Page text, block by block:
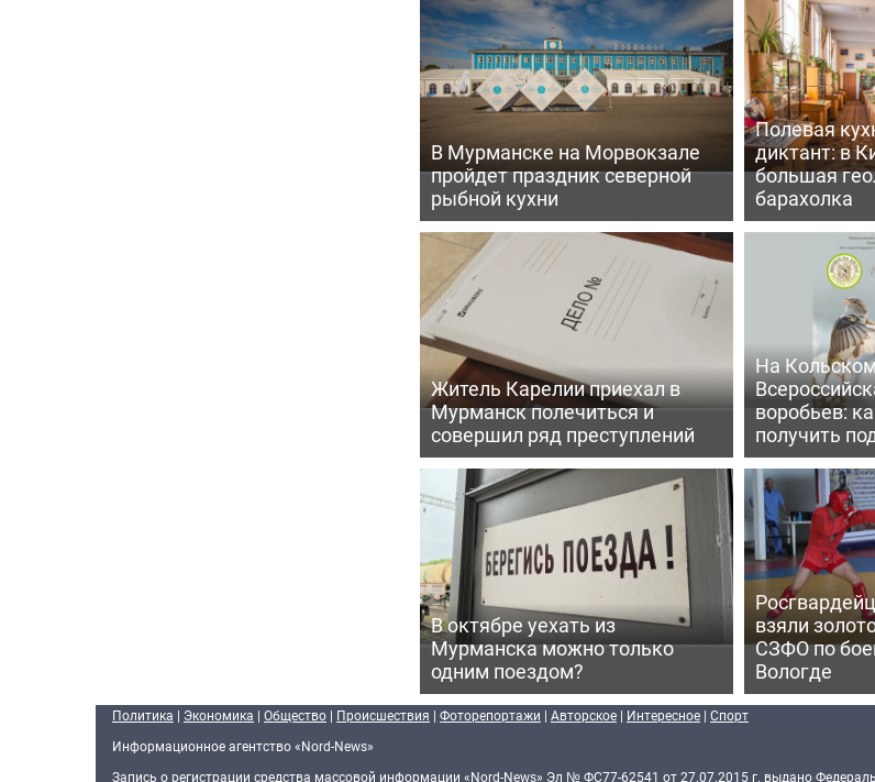
В Мурманске на Морвокзале
пройдет праздник северной
рыбной кухни
Полевая
диктант: в
большая
барахолка
Житель Карелии приехал в
Мурманск полечиться и
совершил ряд преступлений
На
воробьев:
получить
В октябре уехать из
Мурманска можно только
одним поездом?
взяли
СЗФО по
Вологде
Политика | Экономика | Общество | Происшествия | Фоторепортажи | Авторское | Интересное | Спорт
Информационное агентство «Nord-News»
Запись о регистрации средства массовой информации «Nord-News» Эл № ФС77-62541 от 27.07.2015 г. выдано